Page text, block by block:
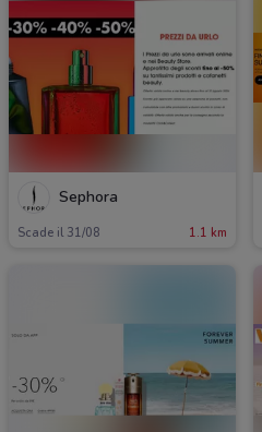
Sephora
Scade il 31/08 1.1 km